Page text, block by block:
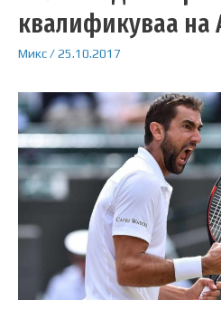
квалификуваа на
Микс/25.10.2017